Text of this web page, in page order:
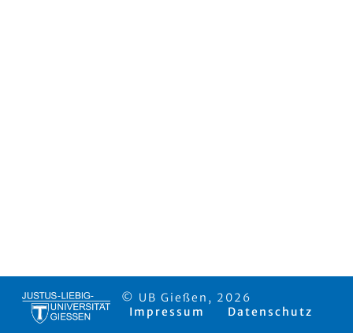
© UB Gießen, 2026
Impressum
Datenschutz